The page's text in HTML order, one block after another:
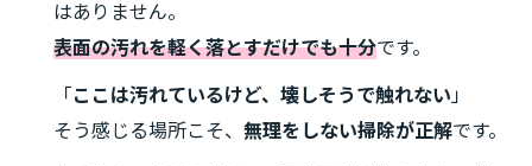
はありません。
表面の汚れを軽く落とすだけでも十分です。
「 ここは汚れているけど、壊しそうで触れない」
そう感じる場所こそ、 無理をしない掃除が正解です。